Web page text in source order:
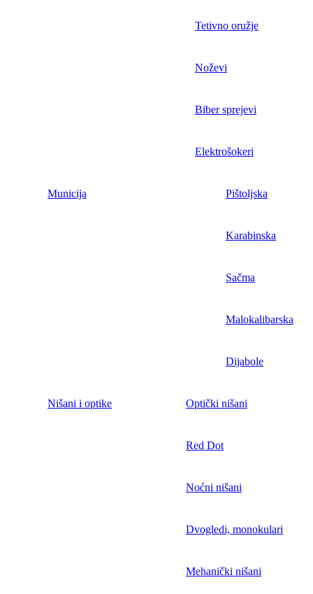
Tetivno oružje
Noževi
Biber sprejevi
Elektrošokeri
Municija Pištoljska
Karabinska
Sačma
Malokalibarska
Dijabole
Nišani i optike Optički nišani
Red Dot
Noćni nišani
Dvogledi, monokulari
Mehanički nišani